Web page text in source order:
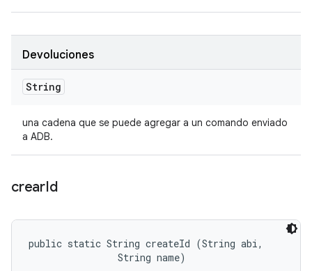
Devoluciones
String
una cadena que se puede agregar a un comando enviado
a ADB.
crearId
public static String createId (String abi,
                String name)